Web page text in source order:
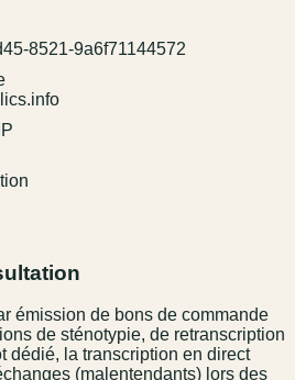
8521-9a6f71144572
émission de bons de commande
de sténotypie, de retranscription
dédié, la transcription en direct
(malentendants) lors des